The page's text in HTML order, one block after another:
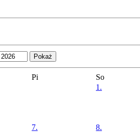
Pi So
1.
7. 8.